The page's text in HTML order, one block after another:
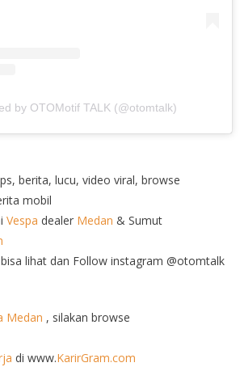
by OTOMotif TALK (@otomtalk)
berita, lucu, video viral, browse
mobil
Vespa dealer Medan & Sumut
lihat dan Follow instagram @otomtalk
Medan , silakan browse
di www.KarirGram.com